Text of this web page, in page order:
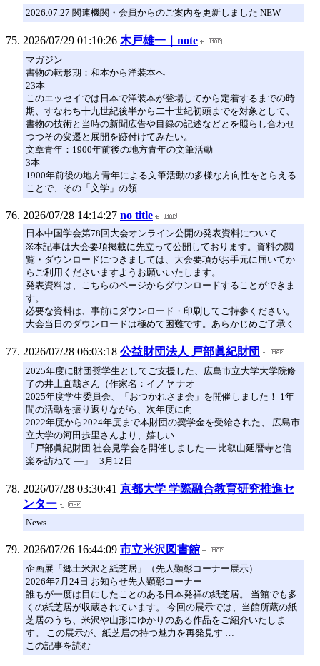
2026.07.27 関連機関・会員からのご案内を更新しました NEW
2026/07/29 01:10:26 木戸雄一｜note
マガジン
書物の転形期：和本から洋装本へ
23本
このエッセイでは日本で洋装本が登場してから定着するまでの時
期、すなわち十九世紀後半から二十世紀初頭までを対象として、
書物の技術と当時の新聞広告や目録の記述などとを照らし合わせ
つつその変遷と展開を跡付けてみたい。
文章青年：1900年前後の地方青年の文筆活動
3本
1900年前後の地方青年による文筆活動の多様な方向性をとらえる
ことで、その「文学」の領
2026/07/28 14:14:27 no title
日本中国学会第78回大会オンライン公開の発表資料について
※本記事は大会要項掲載に先立って公開しております。資料の閲
覧・ダウンロードにつきましては、大会要項がお手元に届いてか
らご利用くださいますようお願いいたします。
発表資料は、こちらのページからダウンロードすることができま
す。
必要な資料は、事前にダウンロード・印刷してご持参ください。
大会当日のダウンロードは極めて困難です。あらかじめご了承く
2026/07/28 06:03:18 公益財団法人 戸部眞紀財団
2025年度に財団奨学生としてご支援した、広島市立大学大学院修
了の井上直哉さん（作家名：イノヤ ナオ
2025年度学生委員会、「おつかれさま会」を開催しました！ 1年
間の活動を振り返りながら、次年度に向
2022年度から2024年度まで本財団の奨学金を受給された、 広島市
立大学の河田歩里さんより、嬉しい
「戸部眞紀財団 社会見学会を開催しました ― 比叡山延暦寺と信
楽を訪ねて ―」 3月12日
2026/07/28 03:30:41 京都大学 学際融合教育研究推進セ
ンター
News
2026/07/26 16:44:09 市立米沢図書館
企画展「郷土米沢と紙芝居」（先人顕彰コーナー展示）
2026年7月24日 お知らせ先人顕彰コーナー
誰もが一度は目にしたことのある日本発祥の紙芝居。 当館でも多
くの紙芝居が収蔵されています。 今回の展示では、当館所蔵の紙
芝居のうち、米沢や山形にゆかりのある作品をご紹介いたしま
す。 この展示が、紙芝居の持つ魅力を再発見す …
この記事を読む